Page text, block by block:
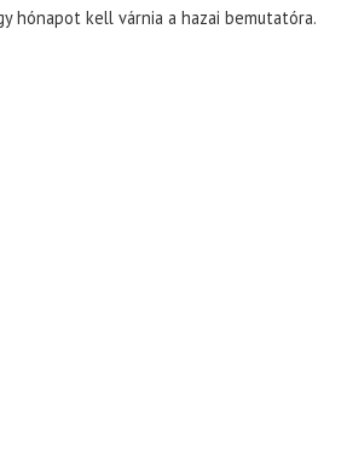
hónapot kell várnia a hazai bemutatóra.